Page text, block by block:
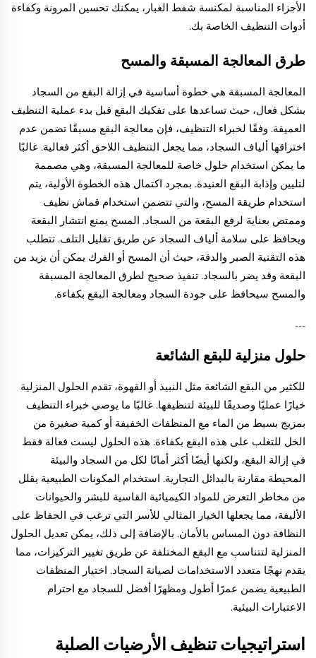
الأجزاء المناسبة لمكنسة شفط الغبار، يمكنك تحسين المرونة وكفاءة
أدوات التنظيف الخاصة بك.
طرق المعالجة المسبقة والمسح
المعالجة المسبقة هي خطوة أساسية في إزالة البقع من السجاد
بشكل فعال، حيث تساعدها على تفكيك البقع قبل بدء عملية التنظيف
العميقة. وفقًا لخبراء التنظيف، فإن معالجة البقع مسبقًا تضمن عدم
اختراقها ألياف السجاد، مما يجعل التنظيف اللاحق أكثر فعالية. غالبًا
ما يمكن استخدام حلول خاصة للمعالجة المسبقة، وهي مصممة
لتليين وإذابة البقع العنيدة. بمجرد اكتمال هذه الخطوة الأولية، يتم
استخدام طريقة المسح، والتي تتضمن استخدام قماش نظيف
وممتص بعناية لرفع البقعة من السجاد. المسح يمنع انتشار البقعة
ويحافظ على سلامة ألياف السجاد عن طريق تقليل التلف. تتطلب
هذه التقنية الصبر والدقة، حيث أن المسح أو الفرك يمكن أن يزيد من
البقعة وقد يضر بالسجاد. تنفيذ صحيح لطرق المعالجة المسبقة
والمسح سيحافظ على جودة السجاد ومعالجة البقع بكفاءة.
---
حلول منزلية للبقع الشائعة
للكثير من البقع الشائعة مثل النبيذ أو القهوة، تقدم الحلول المنزلية
خيارًا عمليًا وصديقًا للبيئة لتنظيفها. غالبًا ما يوصي خبراء التنظيف
بمزيج بسيط من الماء مع المنظفات الخفيفة أو كمية صغيرة من
الخل للتغلب على هذه البقع بكفاءة. هذه الحلول ليست فعالة فقط
في إزالة البقع، ولكنها أيضًا أكثر أمانًا لكل من السجاد والبيئة
المحيطة مقارنة بالبدائل التجارية. استخدام المكونات الطبيعية يقلل
من مخاطر التعرض للمواد الكيميائية القاسية للبشر والحيوانات
الأليفة، مما يجعلها الخيار المثالي للأسر التي ترغب في الحفاظ على
النظافة دون المساس بالأمان. بالإضافة إلى ذلك، يمكن تعديل الحلول
المنزلية لتتناسب مع البقع المختلفة عن طريق تغيير التركيزات، مما
يقدم نهجًا متعدد الاستخدامات لصيانة السجاد. اختيار المنظفات
الطبيعية يضمن عمرًا أطول ومظهرًا أفضل للسجاد مع احترام
الاعتبارات البيئية.
استراتيجيات تنظيف الأرضيات الصلبة